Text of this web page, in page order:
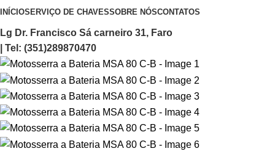
INÍCIOSERVIÇO DE CHAVESSOBRE NÓSCONTATOS
Lg Dr. Francisco Sá carneiro 31, Faro
| Tel: (351)289870470